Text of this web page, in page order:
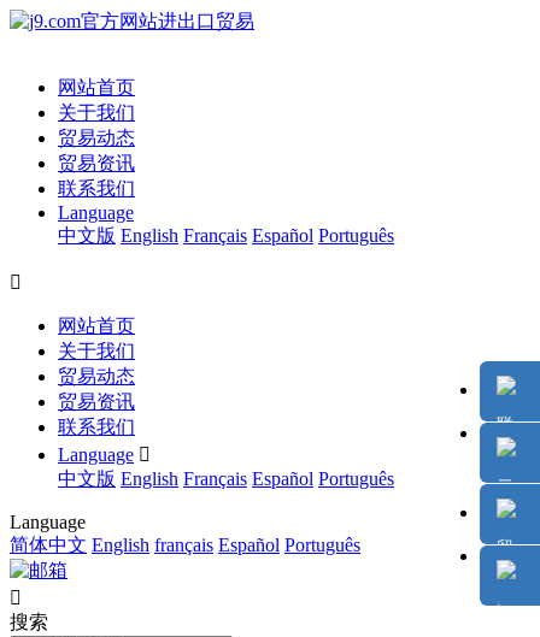
网站首页
关于我们
贸易动态
贸易资讯
联系我们
Language
中文版 English Français Español Português

网站首页
关于我们
贸易动态
贸易资讯
联系我们
Language 
中文版 English Français Español Português
Language
简体中文 English français Español Português

搜索